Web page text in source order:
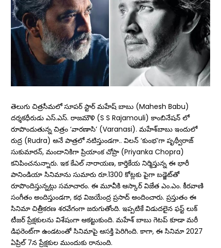
తెలుగు చిత్రసీమలో సూపర్ స్టార్ మహేష్ బాబు (Mahesh Babu)
దర్శకధీరుడు ఎస్.ఎస్. రాజమౌళి (S S Rajamouli) కాంబినేషన్ లో
రూపొందుతున్న చిత్రం ‘వారణాసి’ (Varanasi). మహేశ్‌బాబు ఇందులో
రుద్ర (Rudra) అనే పాత్రలో నటిస్తుండగా.. విలన్‌ ‘కుంభ’గా పృథ్వీరాజ్‌
సుకుమారన్‌, మందానికిగా ప్రియాంక చోప్రా (Priyanka Chopra)
కనిపించనున్నారు. ఇక కేఎల్‌ నారాయణ, కార్తికేయ నిర్మిస్తున్న ఈ భారీ
పానిండియా సినిమాను సుమారు రూ.1300 కోట్లకు పైగా బడ్జెట్‌తో
రూపొందిస్తున్నట్లు సమాచారం. ఈ మూవీకి ఆస్కార్ విజేత ఎం.ఎం. కీరవాణి
సంగీతం అందిస్తుండ‌గా, క‌థ విజయేంద్ర ప్రసాద్ అందించారు. ప్రస్తుతం ఈ
సినిమా చిత్రీకరణ శరవేగంగా జరుగుతోంది. ఇప్పటికే విడుదలైన ఫస్ట్ లుక్
టీజర్ ప్రేక్షకులను విశేషంగా ఆకట్టుకుంది. మహేశ్ బాబు గెటప్ కూడా మరీ
డిఫరెంట్‌గా ఉండటంతో సినిమాపై ఆసక్తి పెరిగింది. కాగా, ఈ సినిమా 2027
ఏప్రిల్‌ 7న ప్రేక్షకుల ముందుకు రానుంది.